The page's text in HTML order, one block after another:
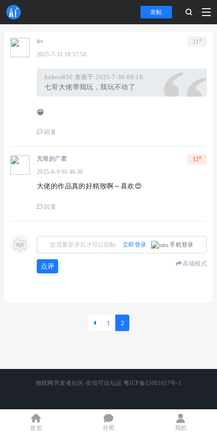
发帖
11 #
iiv
2025-7-31 19:37:58
bzhou830 发表于 2025-7-30 09:16
七哥大佬带我玩，我玩不动了
😁
回复
12#
无垠的广袤
2025-8-9 01:46:30
大佬的作品真的好精致啊～喜欢😍
回复
您需要登录后才可以回帖 立即登录 手机登录
点评 高级模式
1 2
首页 分类 我的
物联网开发者社区-安信可论坛运 粤ICP备13001817号-1